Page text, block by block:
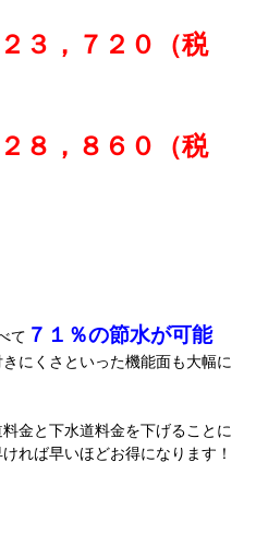
３，７２０（税
８，８６０（税
て ７１％の節水が可能
にくさといった機能面も大幅に
金と下水道料金を下げることに
れば早いほどお得になります！